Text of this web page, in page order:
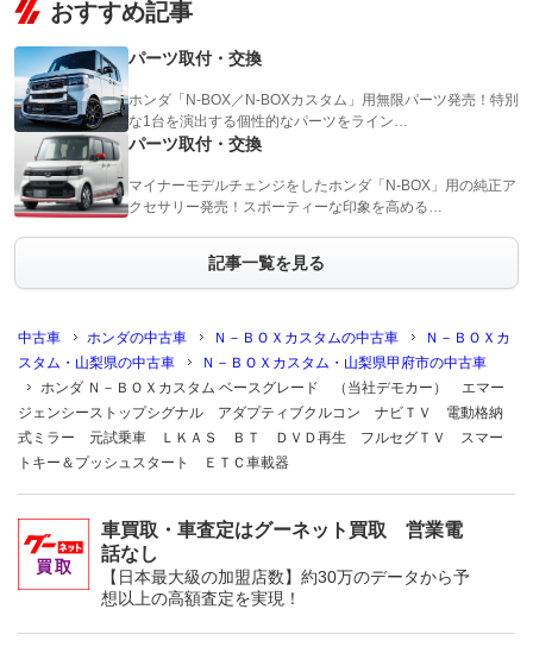
おすすめ記事
パーツ取付・交換
ホンダ「N-BOX／N-BOXカスタム」用無限パーツ発売！特別
な1台を演出する個性的なパーツをライン…
パーツ取付・交換
マイナーモデルチェンジをしたホンダ「N-BOX」用の純正ア
クセサリー発売！スポーティーな印象を高める…
記事一覧を見る
中古車 ホンダの中古車 Ｎ－ＢＯＸカスタムの中古車
Ｎ－ＢＯＸカ
スタム・山梨県の中古車
Ｎ－ＢＯＸカスタム・山梨県甲府市の中古車
ホンダ Ｎ－ＢＯＸカスタム ベースグレード （当社デモカー） エマー
ジェンシーストップシグナル アダプティブクルコン ナビＴＶ 電動格納
式ミラー 元試乗車 ＬＫＡＳ ＢＴ ＤＶＤ再生 フルセグＴＶ スマー
トキー＆プッシュスタート ＥＴＣ車載器
車買取・車査定はグーネット買取 営業電
話なし
【日本最大級の加盟店数】約30万のデータから予
想以上の高額査定を実現！